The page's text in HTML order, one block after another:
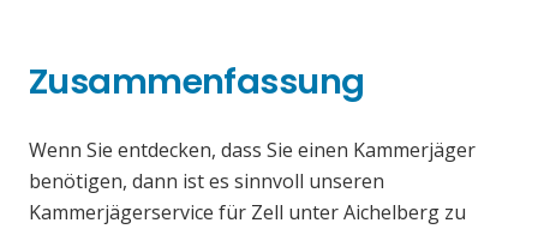
Zusammenfassung
Wenn Sie entdecken, dass Sie einen Kammerjäger
benötigen, dann ist es sinnvoll unseren
Kammerjägerservice für Zell unter Aichelberg zu